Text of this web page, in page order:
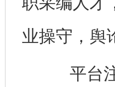
业操守，舆
平台注